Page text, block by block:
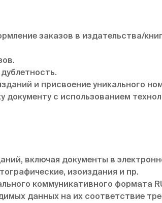
заказов в издательства/
и присвоение уникального
документу с использованием
включая документы в
изоиздания и пр.
коммуникативного формата
данных на их соответствие